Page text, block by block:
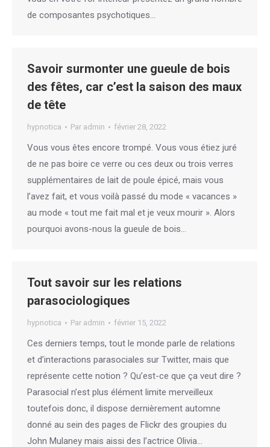
de composantes psychotiques…
Savoir surmonter une gueule de bois
des fêtes, car c’est la saison des maux
de tête
hypnotica Par admin février 28, 2022
Vous vous êtes encore trompé. Vous vous étiez juré
de ne pas boire ce verre ou ces deux ou trois verres
supplémentaires de lait de poule épicé, mais vous
l’avez fait, et vous voilà passé du mode « vacances »
au mode « tout me fait mal et je veux mourir ». Alors
pourquoi avons-nous la gueule de bois…
Tout savoir sur les relations
parasociologiques
hypnotica Par admin février 15, 2022
Ces derniers temps, tout le monde parle de relations
et d’interactions parasociales sur Twitter, mais que
représente cette notion ? Qu’est-ce que ça veut dire ?
Parasocial n’est plus élément limite merveilleux
toutefois donc, il dispose dernièrement automne
donné au sein des pages de Flickr des groupies du
John Mulaney mais aissi des l’actrice Olivia…